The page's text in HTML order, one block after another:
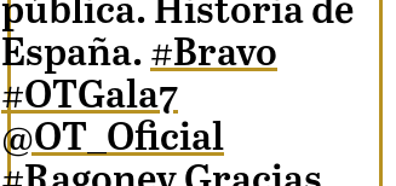
pública. Historia de
España. #Bravo
#OTGala7
@OT_Oficial